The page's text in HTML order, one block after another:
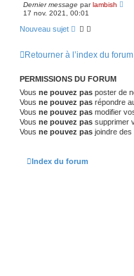
Dernier message parlambish
17 nov. 2021, 00:01
Nouveau sujet
Retourner à l’index du forum
PERMISSIONS DU FORUM
Vous ne pouvez pas poster de
Vous ne pouvez pas répondre
Vous ne pouvez pas modifier
Vous ne pouvez pas supprimer
Vous ne pouvez pas joindre des
Index du forum